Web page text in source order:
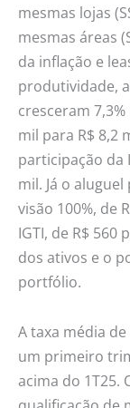
mesmas lojas
mesmas áreas
da inflação e
produtividade,
cresceram
mil para R$ 8,2
participação da
mil. Já o
visão 100%, de
IGTI, de R$ 560
dos ativos e o
portfólio.
A taxa média
um primeiro
acima do 1T25.